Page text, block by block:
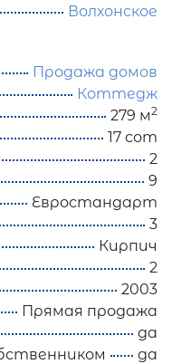
Волхонское
Продажа домов
Коттедж
279 м2
17 сот
2
9
Евростандарт
3
Кирпич
2
2003
Прямая продажа
да
да